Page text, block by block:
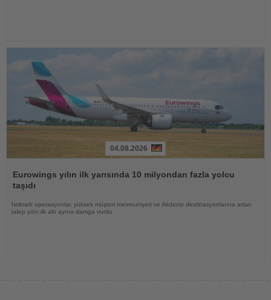
Oku
04.08.2026
Eurowings yılın ilk yarısında 10 milyondan fazla yolcu
taşıdı
İstikrarlı operasyonlar, yüksek müşteri memnuniyeti ve Akdeniz destinasyonlarına artan
talep yılın ilk altı ayına damga vurdu